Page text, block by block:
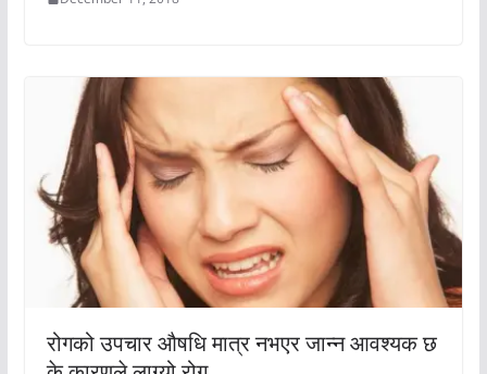
रोगको उपचार औषधि मात्र नभएर जान्न आवश्यक छ